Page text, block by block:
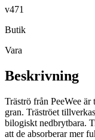
v471
Butik
Vara
Beskrivning
Träströ från PeeWee
gran. Träströet
bilogiskt nedbrytbara.
att de absorberar mer